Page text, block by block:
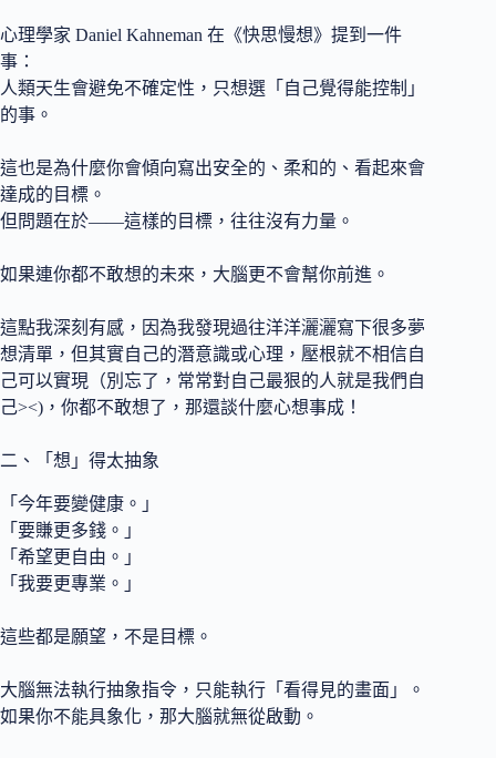
心理學家 Daniel Kahneman 在《快思慢想》提到一件
事：
人類天生會避免不確定性，只想選「自己覺得能控制」
的事。
這也是為什麼你會傾向寫出安全的、柔和的、看起來會
達成的目標。
但問題在於——這樣的目標，往往沒有力量。
如果連你都不敢想的未來，大腦更不會幫你前進。
這點我深刻有感，因為我發現過往洋洋灑灑寫下很多夢
想清單，但其實自己的潛意識或心理，壓根就不相信自
己可以實現（別忘了，常常對自己最狠的人就是我們自
己><)，你都不敢想了，那還談什麼心想事成！
二、「想」得太抽象
「今年要變健康。」
「要賺更多錢。」
「希望更自由。」
「我要更專業。」
這些都是願望，不是目標。
大腦無法執行抽象指令，只能執行「看得見的畫面」。
如果你不能具象化，那大腦就無從啟動。